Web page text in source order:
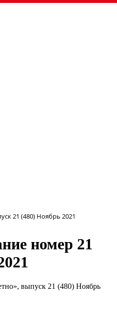
21 (480) Ноябрь 2021
номер 21